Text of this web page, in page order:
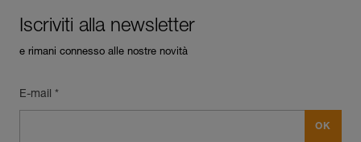
Iscriviti alla newsletter
e rimani connesso alle nostre novità
E-mail *